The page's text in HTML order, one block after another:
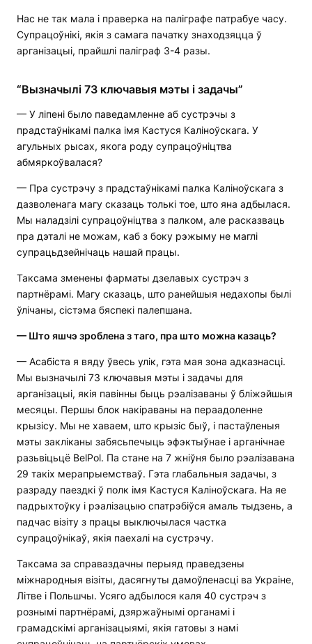
Нас не так мала і праверка на паліграфе патрабуе часу.
Супрацоўнікі, якія з самага пачатку знаходзяцца ў
арганізацыі, прайшлі паліграф 3-4 разы.
“Вызначылі 73 ключавыя мэты і задачы”
— У ліпені было паведамленне аб сустрэчы з
прадстаўнікамі палка імя Кастуся Каліноўскага. У
агульных рысах, якога роду супрацоўніцтва
абмяркоўвалася?
— Пра сустрэчу з прадстаўнікамі палка Каліноўскага з
дазволенага магу сказаць толькі тое, што яна адбылася.
Мы наладзілі супрацоўніцтва з палком, але расказваць
пра дэталі не можам, каб з боку рэжыму не маглі
супрацьдзейнічаць нашай працы.
Таксама зменены фарматы дзелавых сустрэч з
партнёрамі. Магу сказаць, што ранейшыя недахопы былі
ўлічаны, сістэма бяспекі палепшана.
— Што яшчэ зроблена з таго, пра што можна казаць?
— Асабіста я вяду ўвесь улік, гэта мая зона адказнасці.
Мы вызначылі 73 ключавыя мэты і задачы для
арганізацыі, якія павінны быць рэалізаваны ў бліжэйшыя
месяцы. Першы блок накіраваны на пераадоленне
крызісу. Мы не хаваем, што крызіс быў, і пастаўленыя
мэты закліканы забясьпечыць эфэктыўнае і арганічнае
разьвіцьцё BelPol. Па стане на 7 жніўня было рэалізавана
29 такіх мерапрыемстваў. Гэта глабальныя задачы, з
разраду паездкі ў полк імя Кастуся Каліноўскага. На яе
падрыхтоўку і рэалізацыю спатрэбіўся амаль тыдзень, а
падчас візіту з працы выключылася частка
супрацоўнікаў, якія паехалі на сустрэчу.
Таксама за справаздачны перыяд праведзены
міжнародныя візіты, дасягнуты дамоўленасці ва Украіне,
Літве і Польшчы. Усяго адбылося каля 40 сустрэч з
рознымі партнёрамі, дзяржаўнымі органамі і
грамадскімі арганізацыямі, якія гатовы з намі